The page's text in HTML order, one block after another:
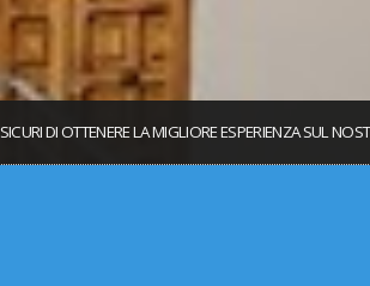
DI OTTENERE LA MIGLIORE ESPERIENZA SUL